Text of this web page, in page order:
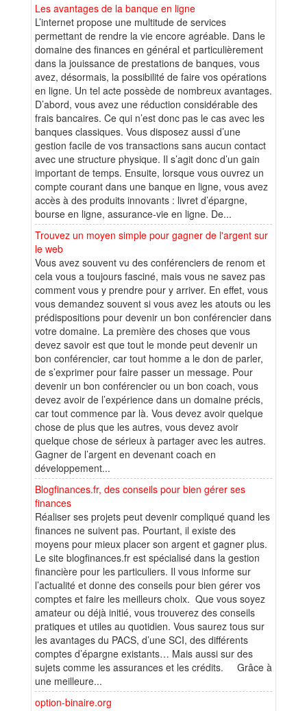
Les avantages de la banque en ligne
L’internet propose une multitude de services
permettant de rendre la vie encore agréable. Dans le
domaine des finances en général et particulièrement
dans la jouissance de prestations de banques, vous
avez, désormais, la possibilité de faire vos opérations
en ligne. Un tel acte possède de nombreux avantages.
D’abord, vous avez une réduction considérable des
frais bancaires. Ce qui n’est donc pas le cas avec les
banques classiques. Vous disposez aussi d’une
gestion facile de vos transactions sans aucun contact
avec une structure physique. Il s’agit donc d’un gain
important de temps. Ensuite, lorsque vous ouvrez un
compte courant dans une banque en ligne, vous avez
accès à des produits innovants : livret d’épargne,
bourse en ligne, assurance-vie en ligne. De...
Trouvez un moyen simple pour gagner de l'argent sur
le web
Vous avez souvent vu des conférenciers de renom et
cela vous a toujours fasciné, mais vous ne savez pas
comment vous y prendre pour y arriver. En effet, vous
vous demandez souvent si vous avez les atouts ou les
prédispositions pour devenir un bon conférencier dans
votre domaine. La première des choses que vous
devez savoir est que tout le monde peut devenir un
bon conférencier, car tout homme a le don de parler,
de s’exprimer pour faire passer un message. Pour
devenir un bon conférencier ou un bon coach, vous
devez avoir de l’expérience dans un domaine précis,
car tout commence par là. Vous devez avoir quelque
chose de plus que les autres, vous devez avoir
quelque chose de sérieux à partager avec les autres.
Gagner de l’argent en devenant coach en
développement...
Blogfinances.fr, des conseils pour bien gérer ses
finances
Réaliser ses projets peut devenir compliqué quand les
finances ne suivent pas. Pourtant, il existe des
moyens pour mieux placer son argent et gagner plus.
Le site blogfinances.fr est spécialisé dans la gestion
financière pour les particuliers. Il vous informe sur
l’actualité et donne des conseils pour bien gérer vos
comptes et faire les meilleurs choix. Que vous soyez
amateur ou déjà initié, vous trouverez des conseils
pratiques et utiles au quotidien. Vous saurez tous sur
les avantages du PACS, d’une SCI, des différents
comptes d’épargne existants… Mais aussi sur des
sujets comme les assurances et les crédits. Grâce à
une meilleure...
option-binaire.org